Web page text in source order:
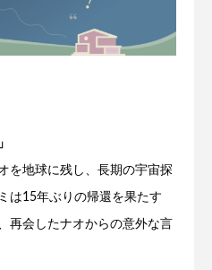
を地球に残し、長期の宇宙探
は15年ぶりの帰還を果たす
再会したナオからの意外な言